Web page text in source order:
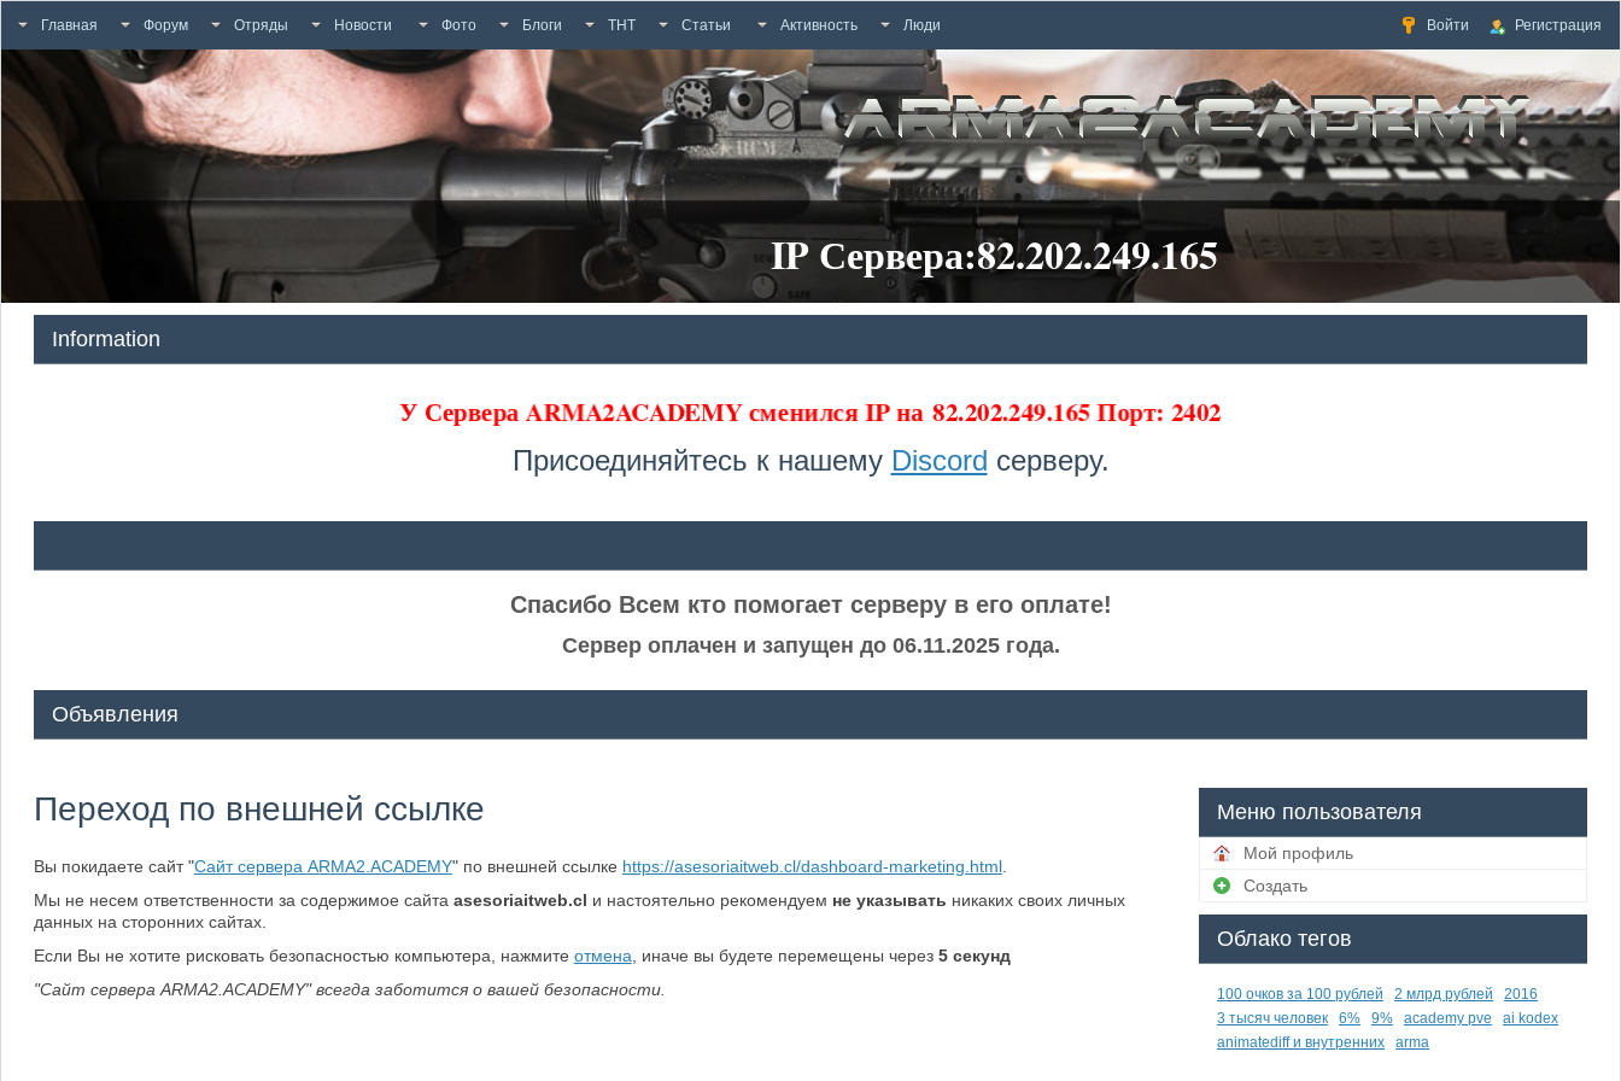
Главная Форум Отряды Новости Фото Блоги ТНТ Статьи Активность Люди Войти Регистрация
IP Сервера:82.202.249.165
Information
У Сервера ARMA2ACADEMY сменился IP на 82.202.249.165 Порт: 2402
Присоединяйтесь к нашему Discord серверу.
Спасибо Всем кто помогает серверу в его оплате!
Сервер оплачен и запущен до 06.11.2025 года.
Объявления
Переход по внешней ссылке
Вы покидаете сайт "Сайт сервера ARMA2.ACADEMY" по внешней ссылке https://asesoriaitweb.cl/dashboard-marketing.html.
Мы не несем ответственности за содержимое сайта asesoriaitweb.cl и настоятельно рекомендуем не указывать никаких своих личных
данных на сторонних сайтах.
Если Вы не хотите рисковать безопасностью компьютера, нажмите отмена , иначе вы будете перемещены через 5секунд
"Сайт сервера ARMA2.ACADEMY" всегда заботится о вашей безопасности.
Меню пользователя
Мой профиль
Создать
Облако тегов
100 очков за 100 рублей 2 млрд рублей
2016
3 тысяч человек
6% 9% academy pve
ai kodex
animatediff и внутренних
arma